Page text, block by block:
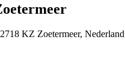
KZ Zoetermeer, Nederland